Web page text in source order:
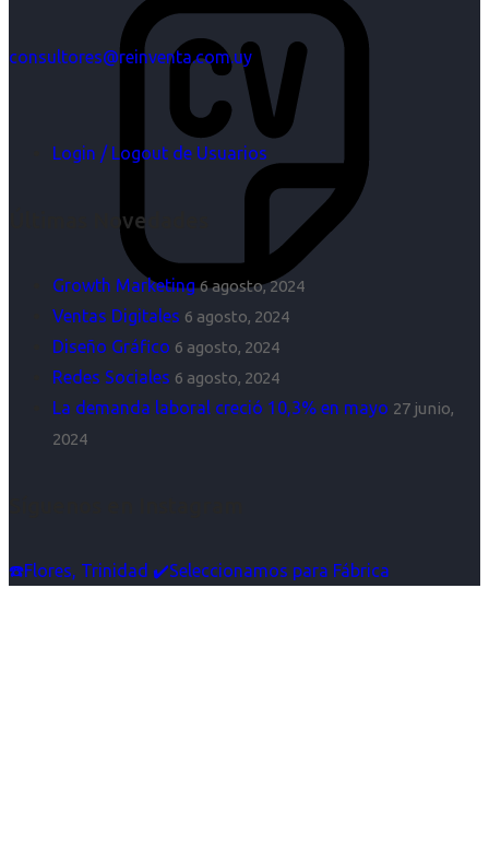
consultores@reinventa.com.uy
Login / Logout de Usuarios
Últimas Novedades
Growth Marketing 6 agosto, 2024
Ventas Digitales 6 agosto, 2024
Diseño Gráfico 6 agosto, 2024
Redes Sociales 6 agosto, 2024
La demanda laboral creció 10,3% en mayo 27 junio,
2024
☎️Flores, Trinidad ✔️Seleccionamos para Fábrica